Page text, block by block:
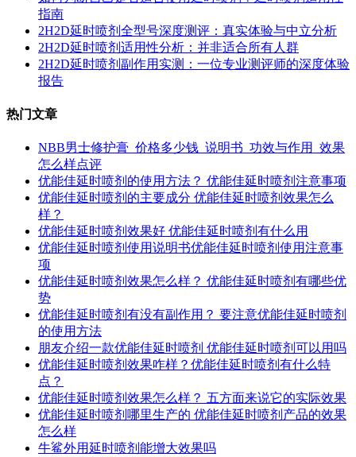
指南
2H2D延时喷剂全型号深度测评：真实体验与中立分析
2H2D延时喷剂适用性分析：并非适合所有人群
2H2D延时喷剂副作用实测：一位专业测评师的深度体验
报告
热门文章
NBB男士修护膏_价格多少钱_说明书_功效与作用_效果
怎么样点评
优能佳延时喷剂的使用方法？ 优能佳延时喷剂注意事项
优能佳延时喷剂的主要成分 优能佳延时喷剂效果怎么
样？
优能佳延时喷剂效果好 优能佳延时喷剂有什么用
优能佳延时喷剂使用说明书优能佳延时喷剂使用注意事
项
优能佳延时喷剂效果怎么样？ 优能佳延时喷剂有哪些优
势
优能佳延时喷剂有没有副作用？ 要注意优能佳延时喷剂
的使用方法
朋友介绍一款优能佳延时喷剂 优能佳延时喷剂可以用吗
优能佳延时喷剂效果咋样？优能佳延时喷剂有什么特
点？
优能佳延时喷剂效果怎么样？ 五方面来说它的实际效果
优能佳延时喷剂哪里生产的 优能佳延时喷剂产品的效果
怎么样
牛鲨外用延时喷剂能增大效果吗